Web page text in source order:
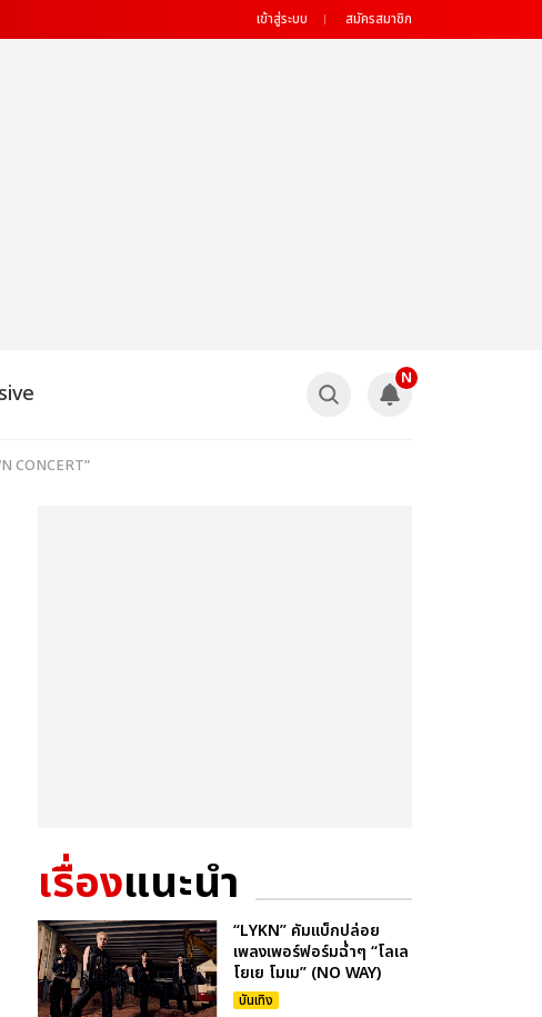
เข้าสู่ระบบ สมัครสมาชิก
N
CONCERT”
เรื่องแนะนำ
“LYKN” คัมแบ็กปล่อย
เพลงเพอร์ฟอร์มฉ่ำๆ “โลเล
โยเย โมเม” (NO WAY)
บันเทิง